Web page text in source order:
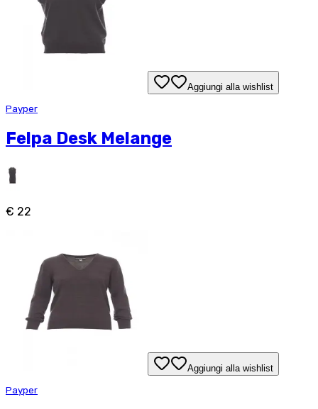
Aggiungi alla wishlist
Payper
Felpa Desk Melange
€ 22
Aggiungi alla wishlist
Payper